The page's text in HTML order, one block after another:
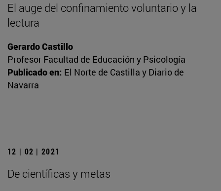
El auge del confinamiento voluntario y la
lectura
Gerardo Castillo
Profesor Facultad de Educación y Psicología
Publicado en: El Norte de Castilla y Diario de
Navarra
12 | 02 | 2021
De científicas y metas